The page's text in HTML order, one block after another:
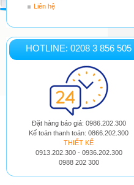
Liên hệ
HOTLINE: 0208 3 856 505
Đặt hàng báo giá: 0986.202.300
Kế toán thanh toán: 0866.202.300
THIẾT KẾ
0913.202.300 - 0936.202.300
0988 202 300